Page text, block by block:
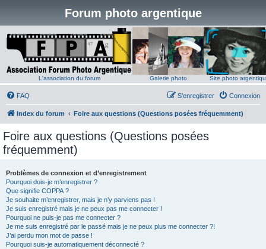
Forum photo argentique
L'association du forum Galerie photo Site photo
FAQ Connexion
S’enregistrer
Index du forum Foire aux questions (Questions posées fréquemment)
Foire aux questions (Questions posées
fréquemment)
Problèmes de connexion et d’enregistrement
Pourquoi dois-je m’enregistrer ?
Que signifie COPPA ?
Je souhaite m’enregistrer, mais je n’y parviens pas !
Je suis enregistré mais je ne peux pas me connecter !
Pourquoi ne puis-je pas me connecter ?
Je me suis enregistré par le passé mais je ne peux plus me connecter ?!
J’ai perdu mon mot de passe !
Pourquoi suis-je automatiquement déconnecté ?